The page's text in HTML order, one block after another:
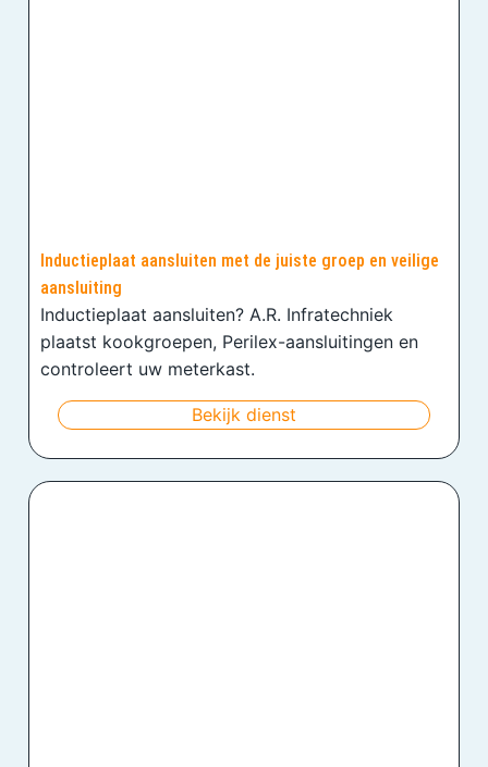
Inductieplaat aansluiten met de juiste groep en veilige
aansluiting
Inductieplaat aansluiten? A.R. Infratechniek
plaatst kookgroepen, Perilex-aansluitingen en
controleert uw meterkast.
Bekijk dienst